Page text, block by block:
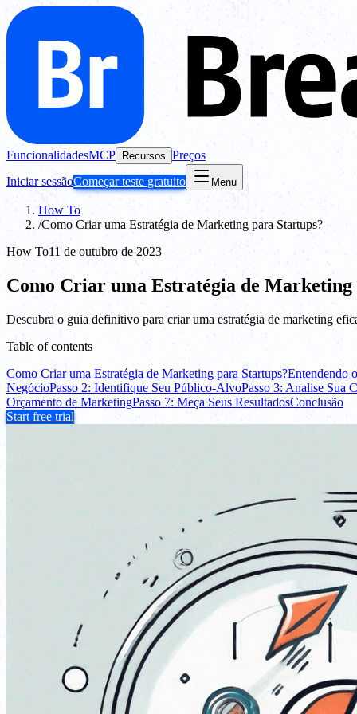
FuncionalidadesMCP Recursos Preços
Iniciar sessãoComeçar teste gratuito Menu
How To
/Como Criar uma Estratégia de Marketing para Startups?
How To11 de outubro de 2023
Como Criar uma Estratégia de Marketing
Descubra o guia definitivo para criar uma estratégia de marketing
Table of contents
Como Criar uma Estratégia de Marketing para Startups?Entendendo
NegócioPasso 2: Identifique Seu Público-AlvoPasso 3: Analise Sua
Orçamento de MarketingPasso 7: Meça Seus ResultadosConclusão
Start free trial